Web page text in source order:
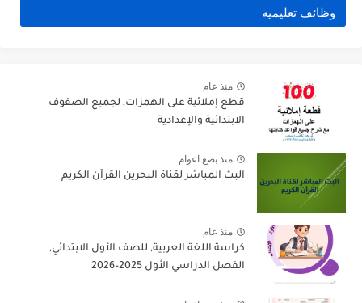
وظائف تعليمية
منذ عام
قطع إملائية على الهمزات, لجميع الصفوف
الابتدائية والإعدادية
منذ بضع اعوام
البث المباشر لقناة البحرين القرآن الكريم
منذ عام
كراسة اللغة العربية, للصف الأول الابتدائي,
الفصل الدراسي الأول 2025–2026